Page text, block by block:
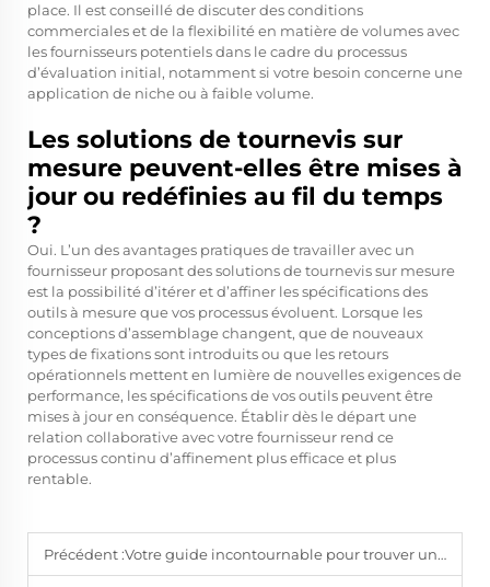
place. Il est conseillé de discuter des conditions
commerciales et de la flexibilité en matière de volumes avec
les fournisseurs potentiels dans le cadre du processus
d’évaluation initial, notamment si votre besoin concerne une
application de niche ou à faible volume.
Les solutions de tournevis sur
mesure peuvent-elles être mises à
jour ou redéfinies au fil du temps
?
Oui. L’un des avantages pratiques de travailler avec un
fournisseur proposant des solutions de tournevis sur mesure
est la possibilité d’itérer et d’affiner les spécifications des
outils à mesure que vos processus évoluent. Lorsque les
conceptions d’assemblage changent, que de nouveaux
types de fixations sont introduits ou que les retours
opérationnels mettent en lumière de nouvelles exigences de
performance, les spécifications de vos outils peuvent être
mises à jour en conséquence. Établir dès le départ une
relation collaborative avec votre fournisseur rend ce
processus continu d’affinement plus efficace et plus
rentable.
Précédent :Votre guide incontournable pour trouver un fournisseur de tournevis en vrac